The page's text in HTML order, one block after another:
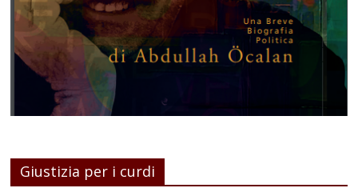
Giustizia per i curdi